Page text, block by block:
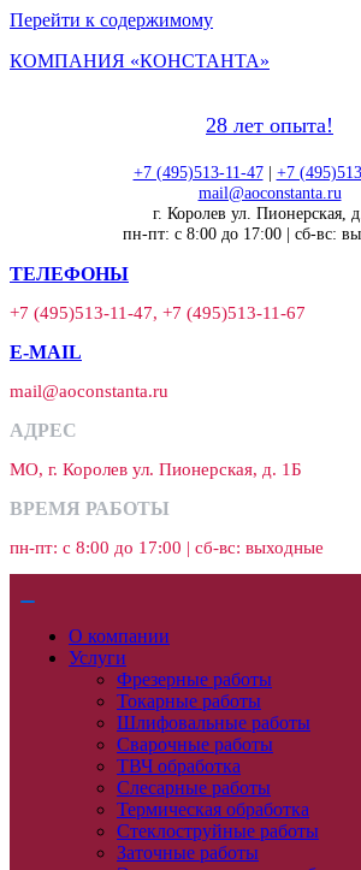
Перейти к содержимому
КОМПАНИЯ «КОНСТАНТА»
28 лет опыта!
+7 (495)513-11-47| +7
mail@aoconstanta.ru
г. Королев ул. Пионерская,
пн-пт: с 8:00 до 17:00 | сб-вс:
ТЕЛЕФОНЫ
+7 (495)513-11-47, +7 (495)513-11-67
E-MAIL
mail@aoconstanta.ru
АДРЕС
МО, г. Королев ул. Пионерская, д. 1Б
ВРЕМЯ РАБОТЫ
пн-пт: с 8:00 до 17:00 | сб-вс: выходные
О компании
Услуги
Фрезерные работы
Токарные работы
Шлифовальные работы
Сварочные работы
ТВЧ обработка
Слесарные работы
Термическая обработка
Стеклоструйные работы
Заточные работы